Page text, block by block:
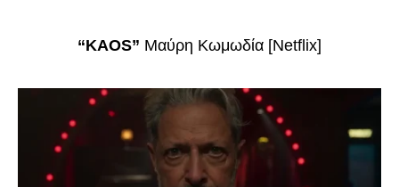
“KAOS” Μαύρη Κωμωδία [Netflix]